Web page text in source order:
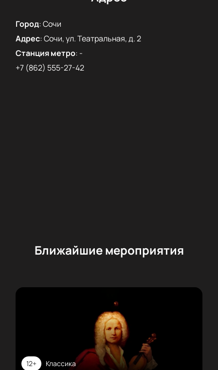
Город:Сочи
Адрес:Сочи, ул. Театральная, д. 2
Станция метро: -
+7 (862) 555-27-42
Ближайшие мероприятия
Классика
12+